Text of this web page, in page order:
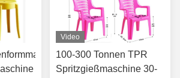
Video
100-300 Tonnen TPR
Spritzgießmaschine 30-